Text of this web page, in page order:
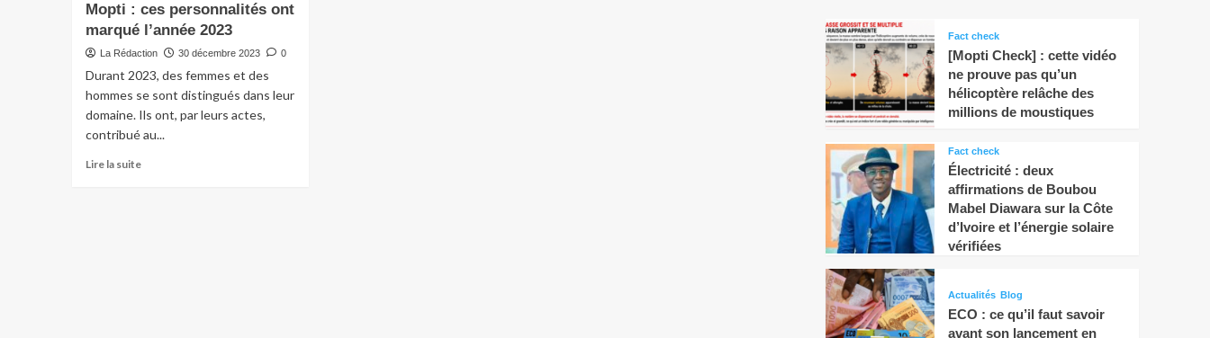
Mopti : ces personnalités ont
marqué l’année 2023
La Rédaction 30 décembre 2023 0
Durant 2023, des femmes et des
hommes se sont distingués dans leur
domaine. Ils ont, par leurs actes,
contribué au...
Lire la suite
Fact check
[Mopti Check] : cette vidéo
ne prouve pas qu’un
hélicoptère relâche des
millions de moustiques
Fact check
Électricité : deux
affirmations de Boubou
Mabel Diawara sur la Côte
d’Ivoire et l’énergie solaire
vérifiées
Actualités Blog
ECO : ce qu’il faut savoir
avant son lancement en